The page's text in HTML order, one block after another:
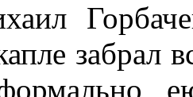
забрал